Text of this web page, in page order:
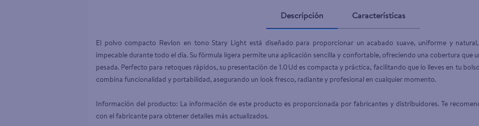
Descripción Características
El polvo compacto Revlon en tono Stary Light está diseñado para proporcionar un acabado suave, uniforme y
impecable durante todo el día. Su fórmula ligera permite una aplicación sencilla y confortable, ofreciendo una cobertura que
pesada. Perfecto para retoques rápidos, su presentación de 1.0 Ud es compacta y práctica, facilitando que lo lleves en tu
combina funcionalidad y portabilidad, asegurando un look fresco, radiante y profesional en cualquier momento.
Información del producto: La información de este producto es proporcionada por fabricantes y distribuidores. Te
con el fabricante para obtener detalles más actualizados.